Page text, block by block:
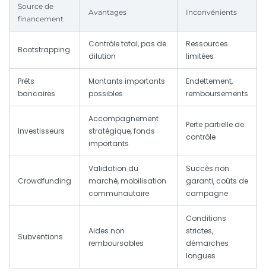
Source de
financement
Avantages Inconvénients
Bootstrapping
Contrôle total, pas de
dilution
Ressources
limitées
Prêts
bancaires
Montants importants
possibles
Endettement,
remboursements
Investisseurs
Accompagnement
stratégique, fonds
importants
Perte partielle de
contrôle
Crowdfunding
Validation du
marché, mobilisation
communautaire
Succès non
garanti, coûts de
campagne
Subventions
Aides non
remboursables
Conditions
strictes,
démarches
longues